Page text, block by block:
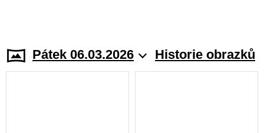
Pátek 06.03.2026 Historie obrazků